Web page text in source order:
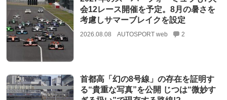
会12レース開催を予定。8月の暑さを
考慮しサマーブレイクを設定
2026.08.08 AUTOSPORT web 2
首都高「幻の8号線」の存在を証明す
る“貴重な写真”を公開 じつは“微妙す